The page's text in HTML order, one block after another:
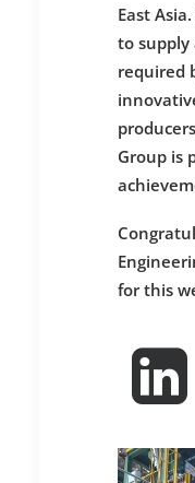
East
to supply
required
Group is
for this